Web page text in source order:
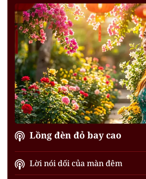
Lồng đèn đỏ bay cao
Lời nói dối của màn đêm